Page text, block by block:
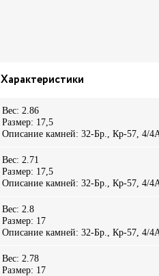
Характеристики
Вес: 2.86
Размер: 17,5
Описание камней: 32-Бр., Кр-57, 4/
Вес: 2.71
Размер: 17,5
Описание камней: 32-Бр., Кр-57, 4/
Вес: 2.8
Размер: 17
Описание камней: 32-Бр., Кр-57, 4/
Вес: 2.78
Размер: 17